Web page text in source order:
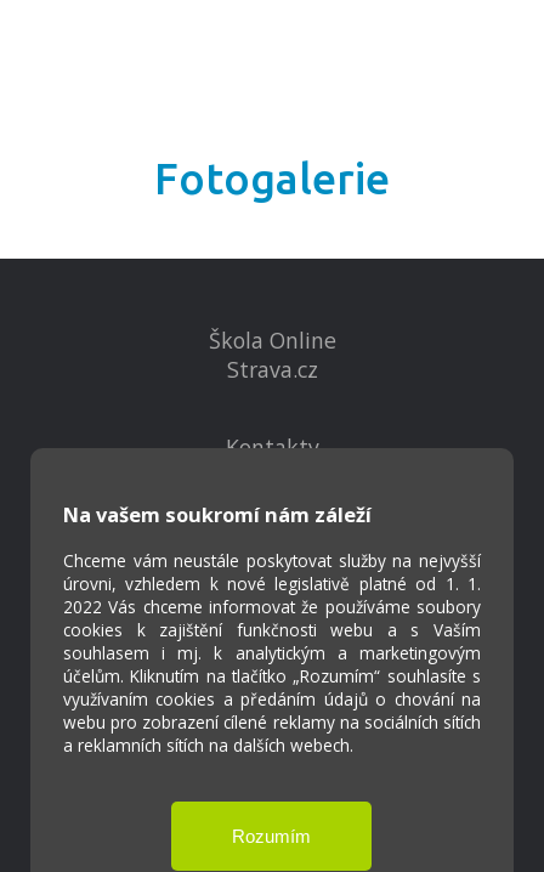
Fotogalerie
Na vašem soukromí nám záleží
Chceme vám neustále poskytovat služby na nejvyšší
úrovni, vzhledem k nové legislativě platné od 1. 1.
2022 Vás chceme informovat že používáme soubory
cookies k zajištění funkčnosti webu a s Vaším
souhlasem i mj. k analytickým a marketingovým
účelům. Kliknutím na tlačítko „Rozumím“ souhlasíte s
využívaním cookies a předáním údajů o chování na
webu pro zobrazení cílené reklamy na sociálních sítích
a reklamních sítích na dalších webech.
Škola Online
Strava.cz
Kontakty
Virtuální prohlídka
Cookies
Přístupnost
Přihlášení
Základní škola a Mateřská škola Ostrožská
Lhota